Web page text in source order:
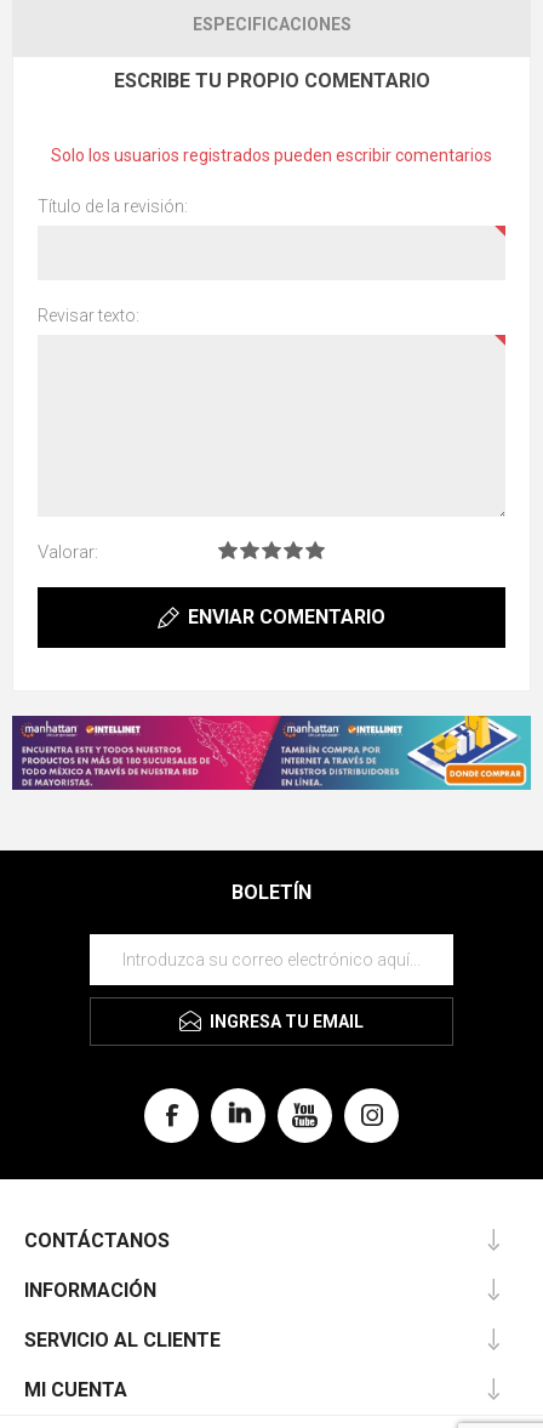
ESPECIFICACIONES
ESCRIBE TU PROPIO COMENTARIO
Solo los usuarios registrados pueden escribir comentarios
Título de la revisión:
Revisar texto:
Valorar:
ENVIAR COMENTARIO
BOLETÍN
INGRESA TU EMAIL
CONTÁCTANOS
INFORMACIÓN
SERVICIO AL CLIENTE
MI CUENTA